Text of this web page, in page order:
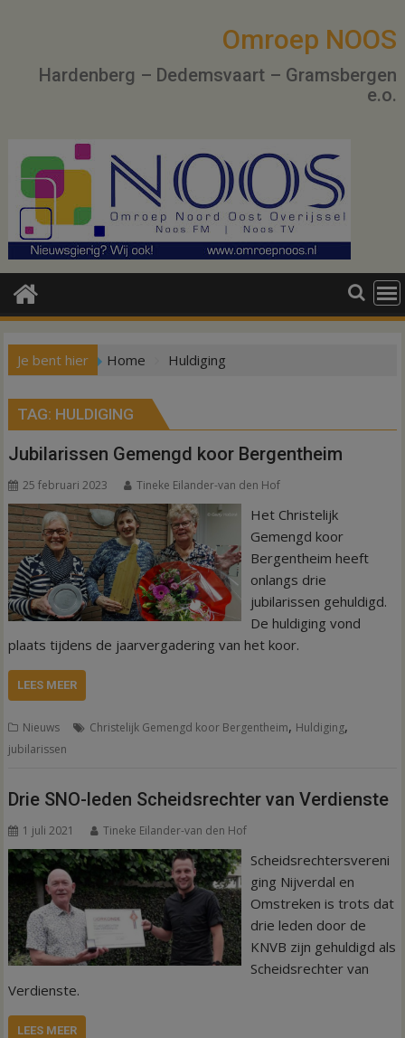
Omroep NOOS
Hardenberg – Dedemsvaart – Gramsbergen
e.o.
Je bent hier Home Huldiging
TAG: HULDIGING
Jubilarissen Gemengd koor Bergentheim
25 februari 2023 Tineke Eilander-van den Hof
Het Christelijk
Gemengd koor
Bergentheim heeft
onlangs drie
jubilarissen gehuldigd.
De huldiging vond
plaats tijdens de jaarvergadering van het koor.
LEES MEER
Nieuws Christelijk Gemengd koor Bergentheim, Huldiging,
jubilarissen
Drie SNO-leden Scheidsrechter van Verdienste
1 juli 2021 Tineke Eilander-van den Hof
Scheidsrechtersvereni
ging Nijverdal en
Omstreken is trots dat
drie leden door de
KNVB zijn gehuldigd als
Scheidsrechter van
Verdienste.
LEES MEER